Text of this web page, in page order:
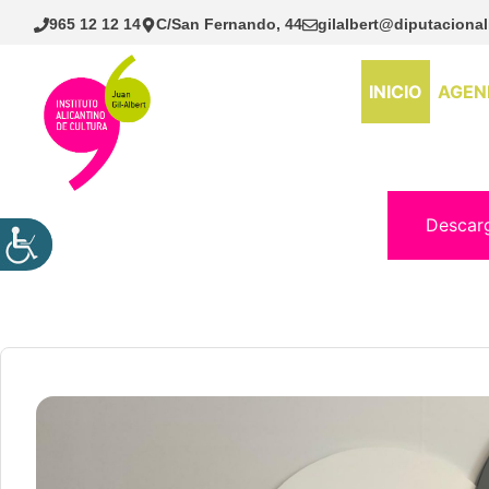
Saltar
965 12 12 14 C/San Fernando, 44
INICIO